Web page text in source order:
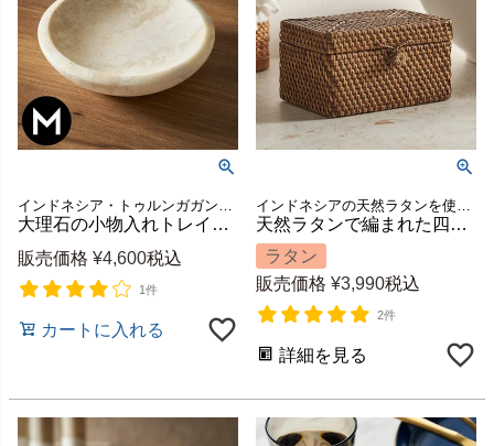
大理石の小物入れトレイ（Mサイズ-ラウンド）[14222]
販売価格 ¥4,600税込
1件
カートに入れる
天然ラタンで編まれた四角いフタ付きバスケットケース[14204]
ラタン
販売価格 ¥3,990税込
2件
詳細を見る